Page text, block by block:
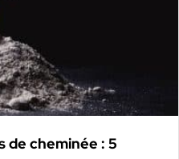
de cheminée : 5